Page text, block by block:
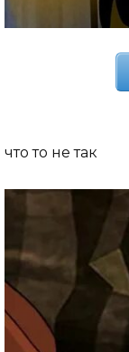
что то не так